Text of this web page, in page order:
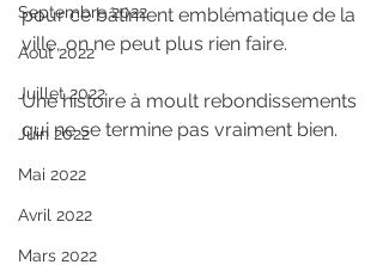
Septembre 2022
Aout 2022
Juillet 2022
Juin 2022
Mai 2022
Avril 2022
Mars 2022
pour ce bâtiment emblématique de la
ville, on ne peut plus rien faire.
Une histoire à moult rebondissements
qui ne se termine pas vraiment bien.